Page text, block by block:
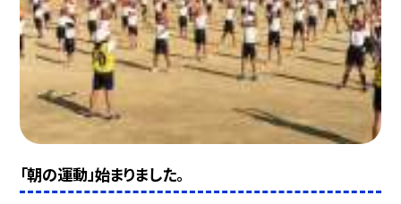
「朝の運動」始まりました。